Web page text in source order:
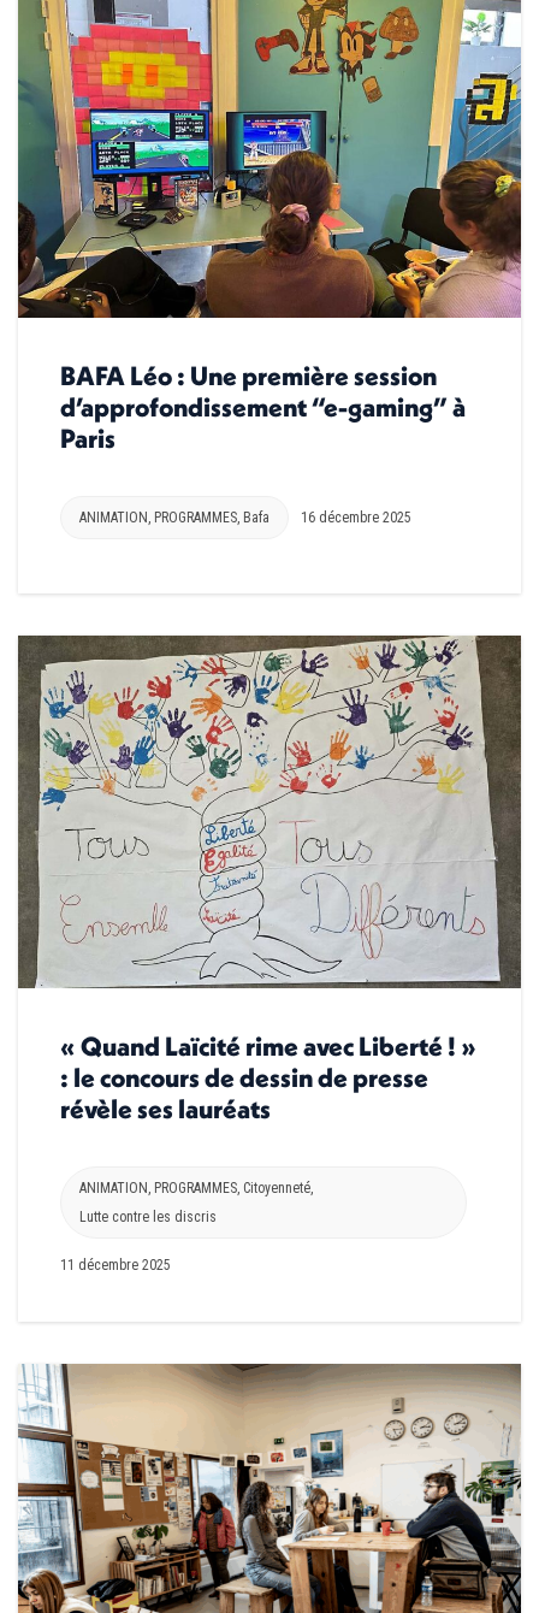
BAFA Léo : Une première session
d’approfondissement “e-gaming” à
Paris
ANIMATION , PROGRAMMES, Bafa 16 décembre 2025
« Quand Laïcité rime avec Liberté ! »
: le concours de dessin de presse
révèle ses lauréats
ANIMATION , PROGRAMMES, Citoyenneté,
Lutte contre les discris
11 décembre 2025